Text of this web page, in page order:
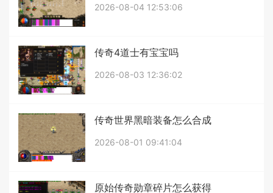
2026-08-04 12:53:06
传奇4道士有宝宝吗
2026-08-03 12:36:02
传奇世界黑暗装备怎么合成
2026-08-01 09:41:04
原始传奇勋章碎片怎么获得